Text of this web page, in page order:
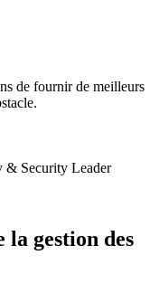
de fournir de meilleurs
& Security Leader
la gestion des